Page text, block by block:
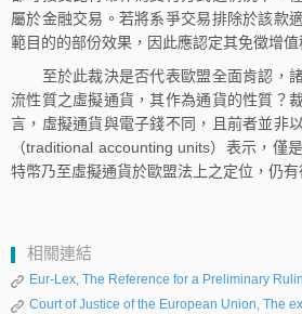
屬於金融交易。若將系爭交易排除於該款
範目的的部份效果，因此應認定其免徵增值
至於此裁決是否代表歐盟全面肯認，諸
流性質之虛擬通貨，其作為通貨的性質？
言，虛擬通貨與電子錢不同，且前者並非
（traditional accounting units）表示，僅
特幣乃至虛擬通貨於歐盟法上之定位，仍有
相關連結
Eur-Lex, The Reference for a Preliminary
Court of Justice of the European Union, The